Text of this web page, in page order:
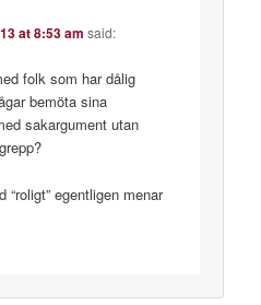
at 8:53 am said:
folk som har dålig
bemöta sina
sakargument utan
egentligen menar